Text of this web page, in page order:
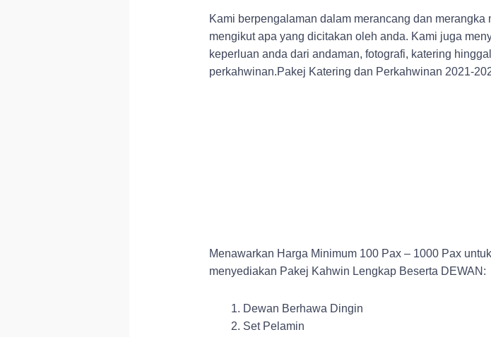
Kami berpengalaman dalam merancang dan
mengikut apa yang dicitakan oleh anda. Kami juga
keperluan anda dari andaman, fotografi, katering
perkahwinan.Pakej Katering dan Perkahwinan 2021-
Menawarkan Harga Minimum 100 Pax – 1000 Pax
menyediakan Pakej Kahwin Lengkap Beserta DEWAN:
Dewan Berhawa Dingin
Set Pelamin